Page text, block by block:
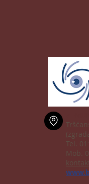
Tel.
Mob.